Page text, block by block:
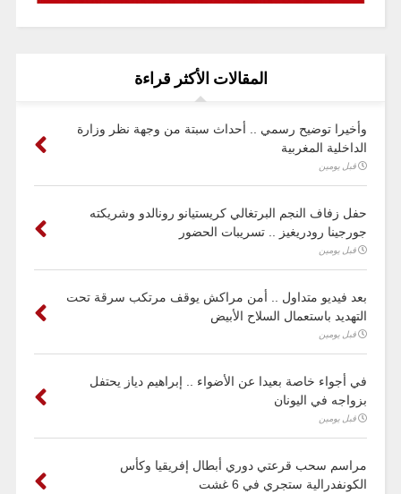
المقالات الأكثر قراءة
وأخيرا توضيح رسمي .. أحداث سبتة من وجهة نظر وزارة
الداخلية المغربية
قبل يومين
حفل زفاف النجم البرتغالي كريستيانو رونالدو وشريكته
جورجينا رودريغيز .. تسريبات الحضور
قبل يومين
بعد فيديو متداول .. أمن مراكش يوقف مرتكب سرقة تحت
التهديد باستعمال السلاح الأبيض
قبل يومين
في أجواء خاصة بعيدا عن الأضواء .. إبراهيم دياز يحتفل
بزواجه في اليونان
قبل يومين
مراسم سحب قرعتي دوري أبطال إفريقيا وكأس
الكونفدرالية ستجري في 6 غشت